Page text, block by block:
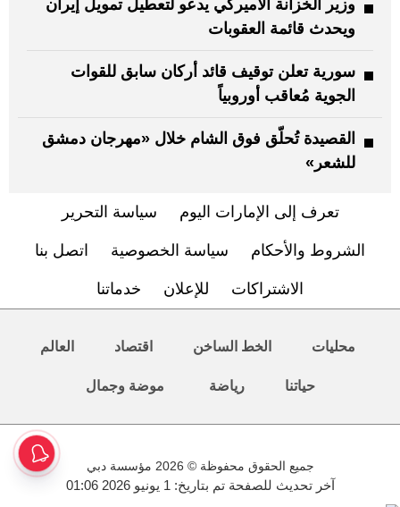
وزير الخزانة الأميركي يدعو لتعطيل تمويل إيران
ويحدث قائمة العقوبات
سورية تعلن توقيف قائد أركان سابق للقوات
الجوية مُعاقب أوروبياً
القصيدة تُحلّق فوق الشام خلال «مهرجان دمشق
للشعر»
تعرف إلى الإمارات اليوم سياسة التحرير
الشروط والأحكام سياسة الخصوصية اتصل بنا
الاشتراكات للإعلان خدماتنا
محليات الخط الساخن اقتصاد العالم
حياتنا رياضة موضة وجمال
جميع الحقوق محفوظة © 2026 مؤسسة دبي
آخر تحديث للصفحة تم بتاريخ: 1 يونيو 2026 01:06